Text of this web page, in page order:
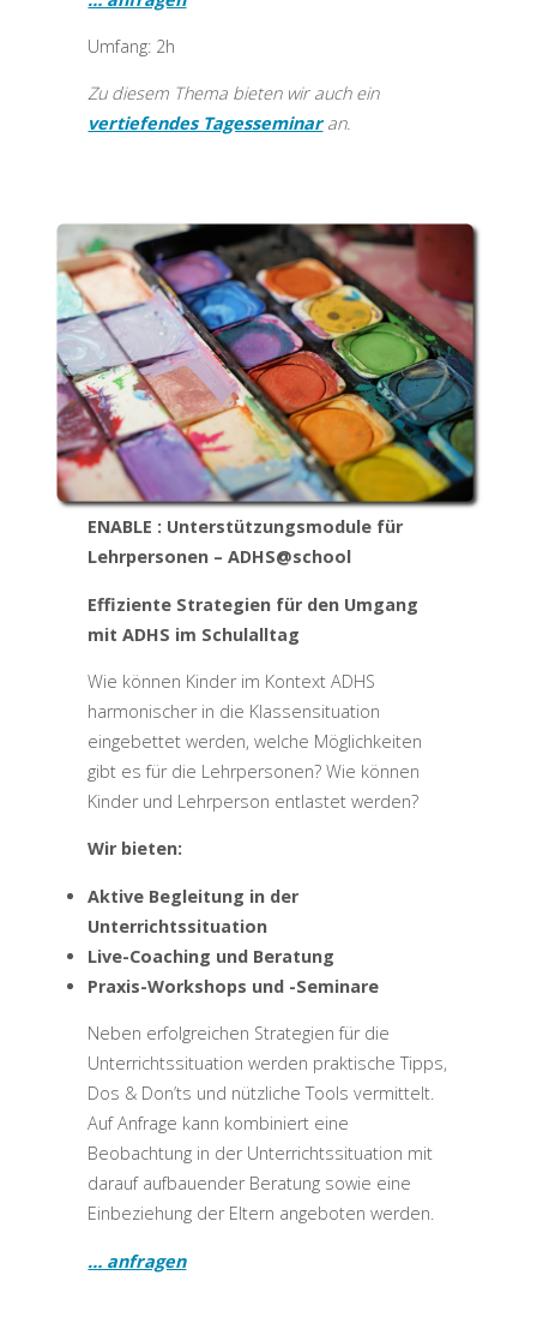
Umfang: 2h
Zu diesem Thema bieten wir auch ein
vertiefendes Tagesseminaran.
ENABLE : Unterstützungsmodule für
Lehrpersonen – ADHS@school
Effiziente Strategien für den Umgang
mit ADHS im Schulalltag
Wie können Kinder im Kontext ADHS
harmonischer in die Klassensituation
eingebettet werden, welche Möglichkeiten
gibt es für die Lehrpersonen? Wie können
Kinder und Lehrperson entlastet werden?
Wir bieten:
Aktive Begleitung in der
Unterrichtssituation
Live-Coaching und Beratung
Praxis-Workshops und -Seminare
Neben erfolgreichen Strategien für die
Unterrichtssituation werden praktische Tipps,
Dos & Don’ts und nützliche Tools vermittelt.
Auf Anfrage kann kombiniert eine
Beobachtung in der Unterrichtssituation mit
darauf aufbauender Beratung sowie eine
Einbeziehung der Eltern angeboten werden.
… anfragen